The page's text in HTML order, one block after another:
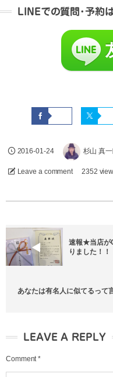
LINEでの質問･予約
2016-01-24 杉山 真
Leave a comment 2352
速報★当店が
りました！！
あなたは有名人に似てるって
LEAVE A REPLY
Comment *